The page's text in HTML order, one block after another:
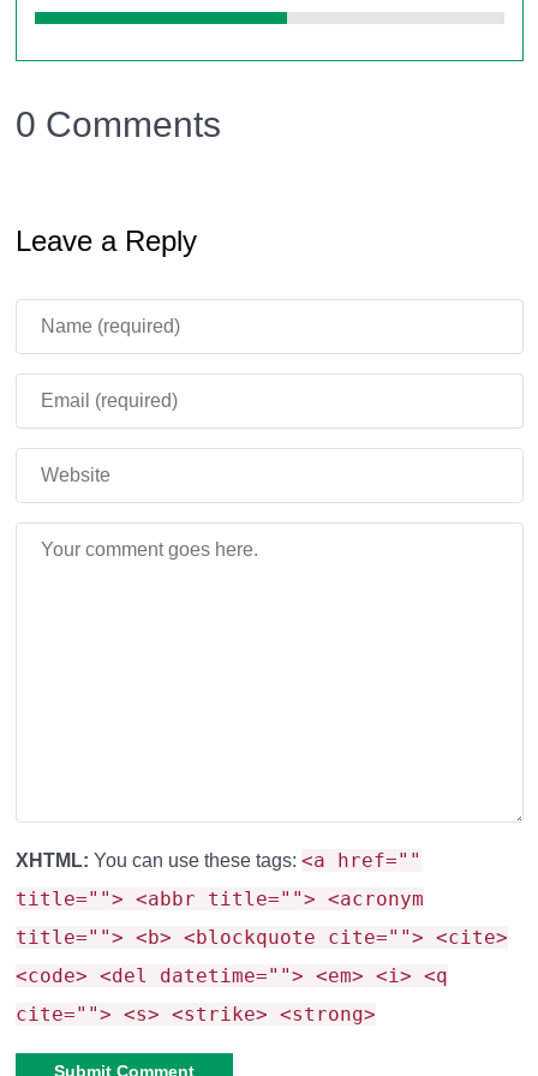
анимацию. Вот неполный список:
есть атака и анимация смерти;
чётче, анимация идентична обычным зомби;
лука.
0 Comments
Leave a Reply
XHTML: You can use these tags: <a href=""
title=""> <abbr title=""> <acronym
title=""> <b> <blockquote cite=""> <cite>
<code> <del datetime=""> <em> <i> <q
cite=""> <s> <strike> <strong>